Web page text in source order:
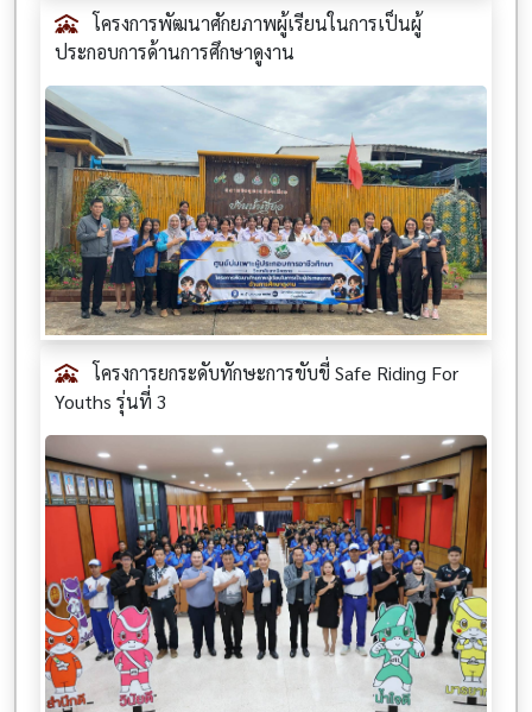
โครงการพัฒนาศักยภาพผู้เรียนในการเป็นผู้
ประกอบการด้านการศึกษาดูงาน
โครงการยกระดับทักษะการขับขี่ Safe Riding For
Youths รุ่นที่ 3